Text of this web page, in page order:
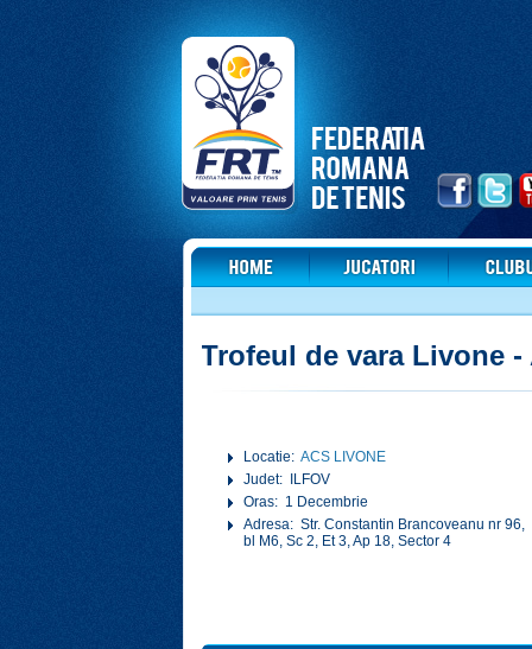
Trofeul de vara Livone -
Locatie:ACS LIVONE
Judet: ILFOV
Oras: 1 Decembrie
Adresa: Str. Constantin Brancoveanu nr 96,
bl M6, Sc 2, Et 3, Ap 18, Sector 4